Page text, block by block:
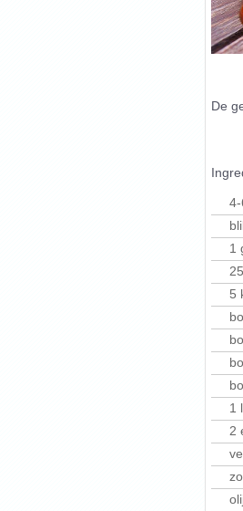
De
1
5
1
2